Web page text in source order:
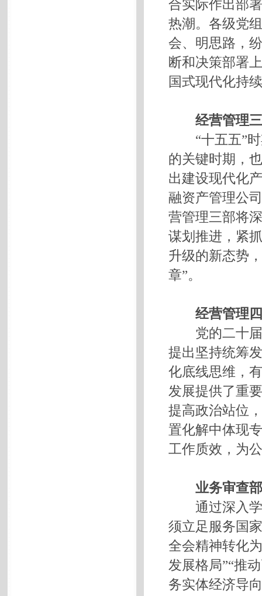
合实际作出部
热潮。各级党
会、明思路，
断和决策部署
国式现代化持
经营管理
“十五五”
的关键时期，
出建设现代化
融资产管理公
营管理三部将
谋划推进，紧
升级的新态势
章”。
经营管理
党的二十届
提出坚持统筹
化底线思维，
发展提供了重
提高政治站位
置化解中体现
工作质效，为
业务审查
通过深入学
须立足服务国
全会精神转化
发展格局”“推
务实体经济导